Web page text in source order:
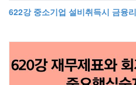
622강 중소기업 설비취득시 금융